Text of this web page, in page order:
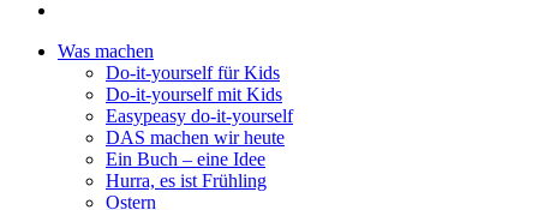
Was machen
Do-it-yourself für Kids
Do-it-yourself mit Kids
Easypeasy do-it-yourself
DAS machen wir heute
Ein Buch – eine Idee
Hurra, es ist Frühling
Ostern